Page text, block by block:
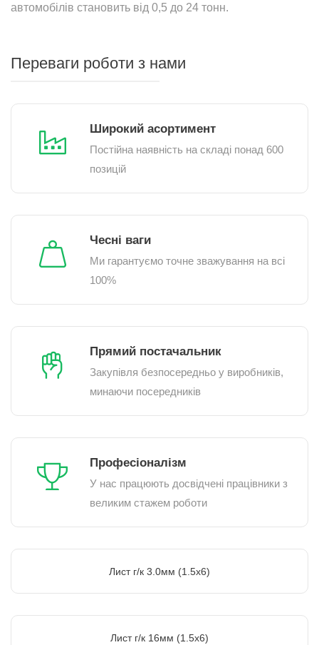
автомобілів становить від 0,5 до 24 тонн.
Переваги роботи з нами
Широкий асортимент
Постійна наявність на складі понад 600
позицій
Чесні ваги
Ми гарантуємо точне зважування на всі
100%
Прямий постачальник
Закупівля безпосередньо у виробників,
минаючи посередників
Професіоналізм
У нас працюють досвідчені працівники з
великим стажем роботи
Лист г/к 3.0мм (1.5х6)
Лист г/к 16мм (1.5х6)